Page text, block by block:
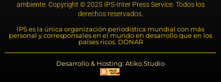
ambiente. Copyright © 2025 IPS-Inter Press Service. Todos los
derechos reservados.
IPS es la única organización periodística mundial con más
personal y corresponsales en el mundo en desarrollo que en los
países ricos. DONAR
Desarrollo & Hosting: Atiko.Studio